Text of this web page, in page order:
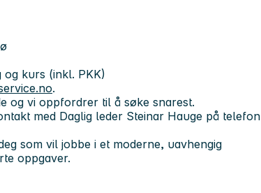
kurs (inkl. PKK)
.
og vi oppfordrer til å søke snarest.
med Daglig leder Steinar Hauge på telefon
som vil jobbe i et moderne, uavhengig
oppgaver.